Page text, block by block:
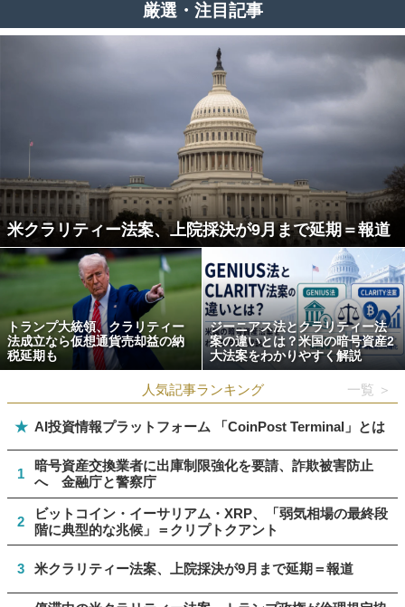
厳選・注目記事
米クラリティー法案、上院採決が9月まで延期＝報道
トランプ大統領、クラリティー
法成立なら仮想通貨売却益の納
税延期も
ジーニアス法とクラリティー法
案の違いとは？米国の暗号資産2
大法案をわかりやすく解説
人気記事ランキング 一覧 ＞
★ AI投資情報プラットフォーム 「CoinPost Terminal」とは
1
暗号資産交換業者に出庫制限強化を要請、詐欺被害防止
へ 金融庁と警察庁
2
ビットコイン・イーサリアム・XRP、「弱気相場の最終段
階に典型的な兆候」＝クリプトクアント
3 米クラリティー法案、上院採決が9月まで延期＝報道